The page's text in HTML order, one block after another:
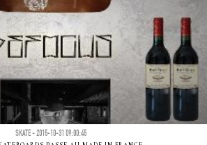
SKATE - 2015-10-31 09:00:45